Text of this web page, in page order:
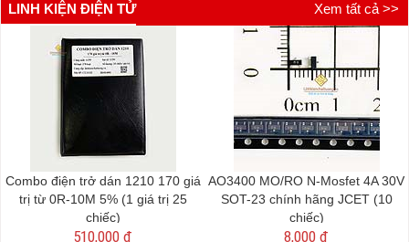
LINH KIỆN ĐIỆN TỬ Xem tất cả >>
Combo điện trở dán 1210 170 giá
trị từ 0R-10M 5% (1 giá trị 25
chiếc)
510,000 đ
AO3400 MO/RO N-Mosfet 4A 30V
SOT-23 chính hãng JCET (10
chiếc)
8,000 đ